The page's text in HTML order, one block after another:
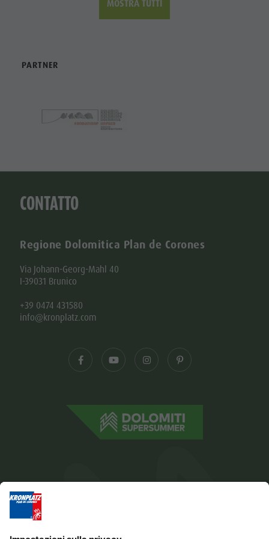
MOSTRA TUTTI
PARTNER
CONTATTO
Regione Dolomitica Plan de Corones
Via Johann-Georg-Mahl 40
I-39031 Brunico
+39 0474 431580
info@kronplatz.com